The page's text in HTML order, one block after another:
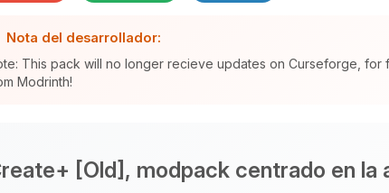
Nota del desarrollador:
This pack will no longer recieve updates on Curseforge, for
Modrinth!
[Old], modpack centrado en la